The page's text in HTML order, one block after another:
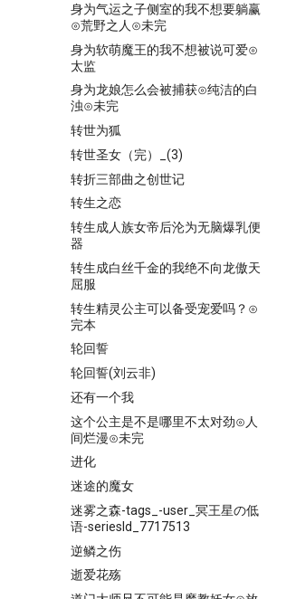
身为气运之子侧室的我不想要躺赢
⊙荒野之人⊙未完
身为软萌魔王的我不想被说可爱⊙
太监
身为龙娘怎么会被捕获⊙纯洁的白
浊⊙未完
转世为狐
转世圣女（完）_(3)
转折三部曲之创世记
转生之恋
转生成人族女帝后沦为无脑爆乳便
器
转生成白丝千金的我绝不向龙傲天
屈服
转生精灵公主可以备受宠爱吗？⊙
完本
轮回誓
轮回誓(刘云非)
还有一个我
这个公主是不是哪里不太对劲⊙人
间烂漫⊙未完
进化
迷途的魔女
迷雾之森-tags_-user_冥王星の低
语-seriesId_7717513
逆鳞之伤
逝爱花殇